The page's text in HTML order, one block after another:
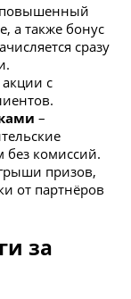
а также бонус
сразу
с
–
без комиссий.
призов,
от партнёров
за